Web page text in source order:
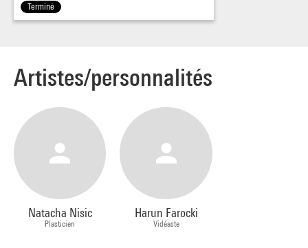
Terminé
Artistes/personnalités
Natacha Nisic
Plasticien
Harun Farocki
Vidéaste